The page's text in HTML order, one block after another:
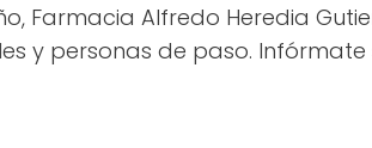
Farmacia Alfredo Heredia
y personas de paso.